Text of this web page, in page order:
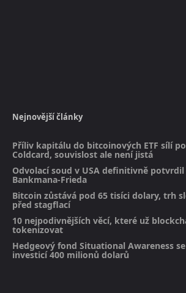
Nejnovější články
Příliv kapitálu do bitcoinových ETF sílí
Coldcard, souvislost ale není jistá
Odvolací soud v USA definitivně potvrdil
Bankmana-Frieda
Bitcoin zůstává pod 65 tisíci dolary, trh
před stagflací
10 nejpodivnějších věcí, které už
tokenizovat
Hedgeový fond Situational Awareness
investicí 400 milionů dolarů